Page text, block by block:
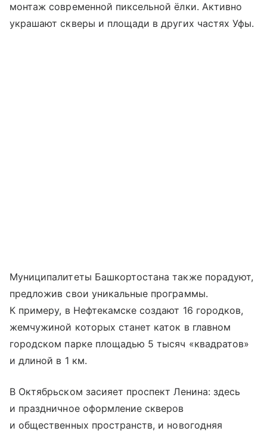
монтаж современной пиксельной ёлки. Активно
украшают скверы и площади в других частях Уфы.
Муниципалитеты Башкортостана также порадуют,
предложив свои уникальные программы.
К примеру, в Нефтекамске создают 16 городков,
жемчужиной которых станет каток в главном
городском парке площадью 5 тысяч «квадратов»
и длиной в 1 км.
В Октябрьском засияет проспект Ленина: здесь
и праздничное оформление скверов
и общественных пространств, и новогодняя